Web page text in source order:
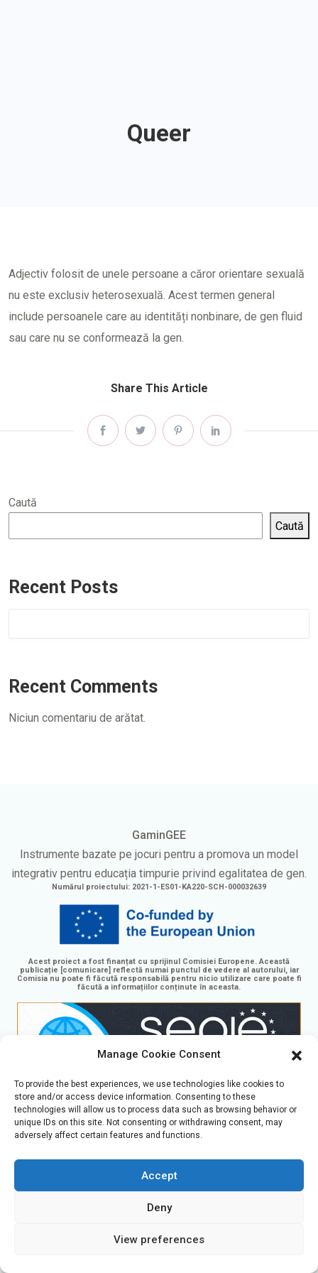
Manage Cookie Consent
To provide the best experiences, we use technologies like cookies to
store and/or access device information. Consenting to these
technologies will allow us to process data such as browsing behavior or
unique IDs on this site. Not consenting or withdrawing consent, may
adversely affect certain features and functions.
Accept
Deny
View preferences
Queer
Adjectiv folosit de unele persoane a căror orientare sexuală
nu este exclusiv heterosexuală. Acest termen general
include persoanele care au identități nonbinare, de gen fluid
sau care nu se conformează la gen.
Share This Article
Caută
Caută
Recent Posts
Recent Comments
Niciun comentariu de arătat.
GaminGEE
Instrumente bazate pe jocuri pentru a promova un model
integrativ pentru educația timpurie privind egalitatea de gen.
Numărul proiectului: 2021-1-ES01-KA220-SCH-000032639
Acest proiect a fost finanțat cu sprijinul Comisiei Europene. Această
publicație [comunicare] reflectă numai punctul de vedere al autorului, iar
Comisia nu poate fi făcută responsabilă pentru nicio utilizare care poate fi
făcută a informațiilor conținute în aceasta.
GaminGEE Learning platform aGaminGEE projecteste
licențiată subCC BY-NC-SA 4.0
Čeština(Cehă) English(Engleză)
Estoniană
Español(Spaniolă